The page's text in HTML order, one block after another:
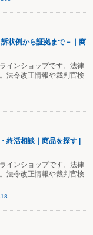
状例から証拠まで－｜商
インショップです。法律
法令改正情報や裁判官検
終活相談｜商品を探す |
インショップです。法律
法令改正情報や裁判官検